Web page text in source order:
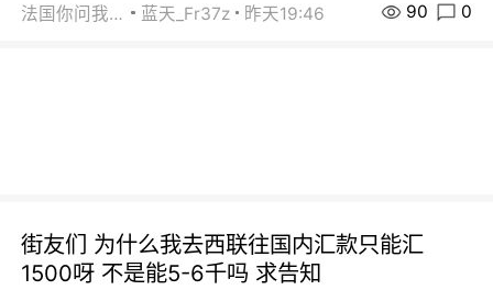
法国你问我答 蓝天_Fr37z 昨天19:46 90 0
街友们 为什么我去西联往国内汇款只能汇
1500呀 不是能5-6千吗 求告知